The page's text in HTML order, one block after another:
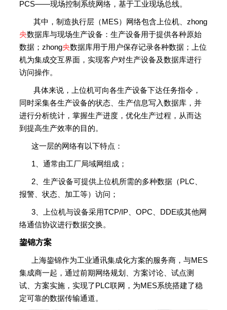
PCS——现场控制系统网络，基于工业现场总线。
其中，制造执行层（MES）网络包含上位机、zhong
央数据库与现场生产设备：生产设备用于提供各种原始
数据；zhong央数据库用于用户保存记录各种数据；上位
机为集成交互界面，实现客户对生产设备及数据库进行
访问操作。
具体来说，上位机可向各生产设备下达任务指令，
同时采集各生产设备的状态、生产信息写入数据库，并
进行分析统计，掌握生产进度，优化生产过程，从而达
到提高生产效率的目的。
这一层的网络有以下特点：
1、通常由工厂局域网组成；
2、生产设备可提供上位机所需的多种数据（PLC、
报警、状态、加工等）访问；
3、上位机与设备采用TCP/IP、OPC、DDE或其他网
络通信协议进行数据交换。
鋆锦方案
上海鋆锦作为工业通讯集成化方案的服务商，与MES
集成商一起，通过前期网络规划、方案讨论、试点测
试、方案实施，实现了PLC联网，为MES系统搭建了稳
定可靠的数据传输通道。